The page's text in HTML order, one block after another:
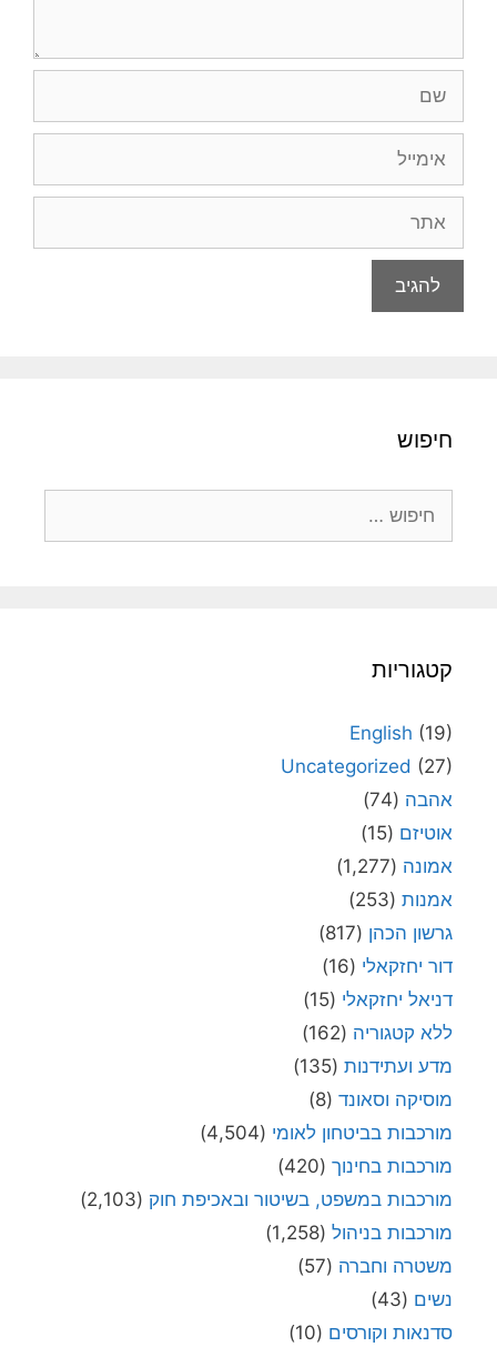
חיפוש
קטגוריות
English (19)
Uncategorized (27)
אהבה (74)
אוטיזם (15)
אמונה (1,277)
אמנות (253)
גרשון הכהן (817)
דור יחזקאלי (16)
דניאל יחזקאלי (15)
ללא קטגוריה (162)
מדע ועתידנות (135)
מוסיקה וסאונד (8)
מורכבות בביטחון לאומי (4,504)
מורכבות בחינוך (420)
מורכבות במשפט, בשיטור ובאכיפת חוק (2,103)
מורכבות בניהול (1,258)
משטרה וחברה (57)
נשים (43)
סדנאות וקורסים (10)